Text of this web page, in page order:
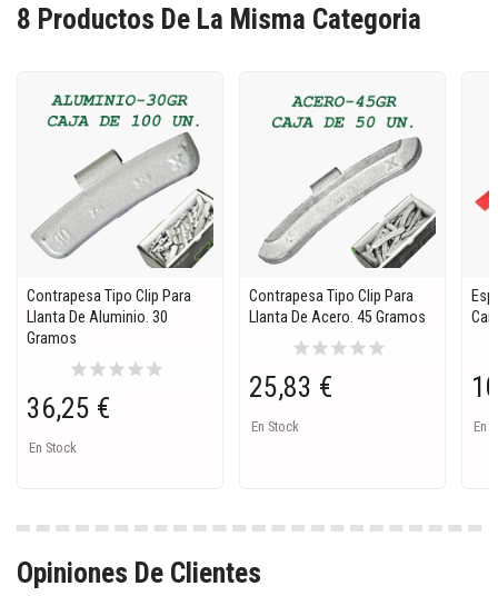
8 Productos De La Misma Categoria
Contrapesa Tipo Clip Para
Llanta De Aluminio. 30
Gramos
starstarstarstarstar
36,25 €
En Stock
Contrapesa Tipo Clip Para
Llanta De Acero. 45 Gramos
starstarstarstarstar
25,83 €
En Stock En
Opiniones De Clientes